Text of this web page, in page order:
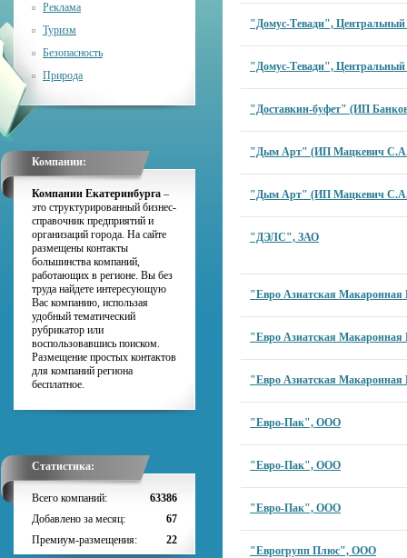
"Домус-Тевади",
"Домус-Тевади",
"Доставкин-буфет" (ИП
"Дым Арт" (ИП Мацкевич
"Дым Арт" (ИП Мацкевич
"ДЭЛС", ЗАО
"Евро Азиатская
"Евро Азиатская
"Евро Азиатская
"Евро-Пак", ООО
"Евро-Пак", ООО
"Евро-Пак", ООО
"Еврогрупп Плюс", ООО
Реклама
Туризм
Безопасность
Природа
Компании:
Компании Екатеринбурга –
это структурированный бизнес-
справочник предприятий и
организаций города. На сайте
размещены контакты
большинства компаний,
работающих в регионе. Вы без
труда найдете интересующую
Вас компанию, использая
удобный тематический
рубрикатор или
воспользовавшись поиском.
Размещение простых контактов
для компаний региона
бесплатное.
Статистика:
Всего компаний:
63386
Добавлено за месяц:
67
Премиум-размещения:
22